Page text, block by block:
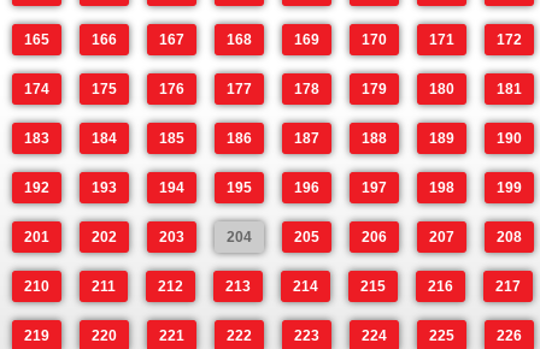
165 166 167 168 169 170 171 172
174 175 176 177 178 179 180 181
183 184 185 186 187 188 189 190
192 193 194 195 196 197 198 199
201 202 203 204 205 206 207 208
210 211 212 213 214 215 216 217
219 220 221 222 223 224 225 226